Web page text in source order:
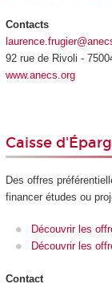
Contacts
92 rue de Rivoli -
www.anecs.org
Caisse
Des offres
financer études ou
Découvrir les
Découvrir les
Contact